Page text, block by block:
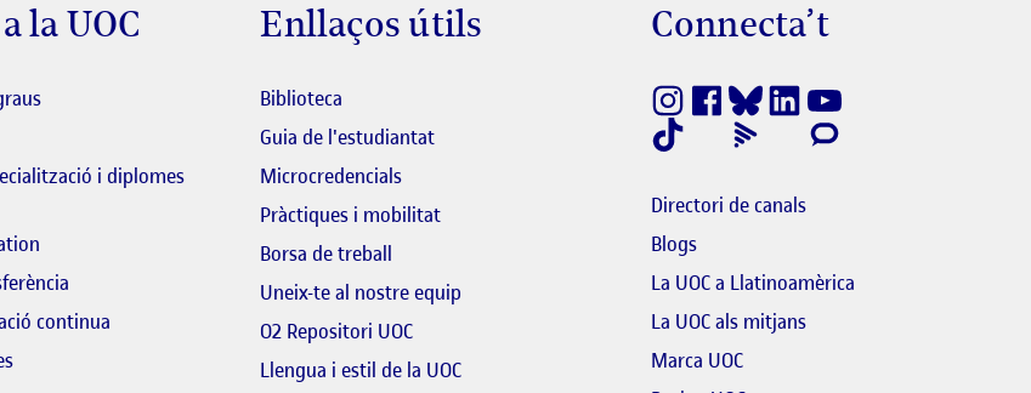
la UOC
i diplomes
continua
Enllaços útils
Biblioteca
Guia de l'estudiantatEl link s'obre en finestra nova
Microcredencials
Pràctiques i mobilitat
Borsa de treball
Uneix-te al nostre equip El link s'obre en finestra nova
O2 Repositori UOCEl link s'obre en finestra nova
Llengua i estil de la UOC
Connecta’t
Directori de canals
Blogs
La UOC a Llatinoamèrica
La UOC als mitjansEl link s'obre en finestra
Marca UOC